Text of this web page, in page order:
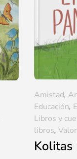
Kolitas
Amistad,
Educación,
Libros y
libros,